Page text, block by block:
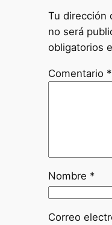
Tu dirección
no será
obligatorios
Comentario *
Nombre *
Correo